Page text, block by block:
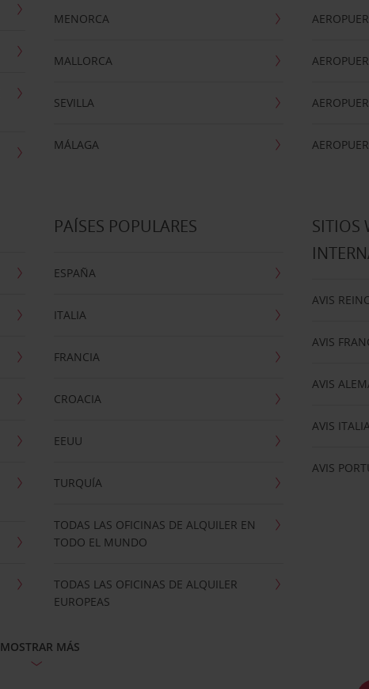
MENORCA
MALLORCA
SEVILLA
MÁLAGA
PAÍSES POPULARES
ESPAÑA
ITALIA
FRANCIA
CROACIA
EEUU
TURQUÍA
TODAS LAS OFICINAS DE ALQUILER EN
TODO EL MUNDO
TODAS LAS OFICINAS DE ALQUILER
EUROPEAS
SITIOS
AVIS
AVIS
AVIS
AVIS
AVIS
MOSTRAR MÁS